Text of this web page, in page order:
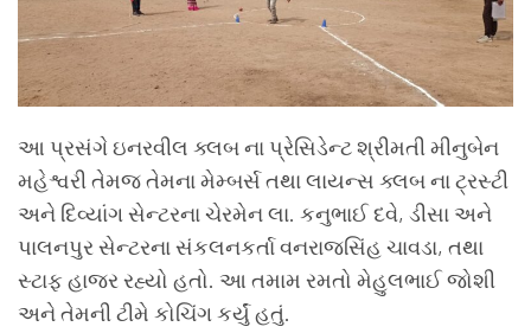
આ પ્રસંગે ઇનરવીલ ક્લબ ના પ્રેસિડેન્ટ શ્રીમતી મીનુબેન
મહેશ્વરી તેમજ તેમના મેમ્બર્સ તથા લાયન્સ ક્લબ ના ટ્રસ્ટી
અને દિવ્યાંગ સેન્ટરના ચેરમેન લા. કનુભાઈ દવે, ડીસા અને
પાલનપુર સેન્ટરના સંકલનકર્તા વનરાજસિંહ ચાવડા, તથા
સ્ટાફ હાજર રહ્યો હતો. આ તમામ રમતો મેહુલભાઈ જોશી
અને તેમની ટીમે કોચિંગ કર્યું હતું.